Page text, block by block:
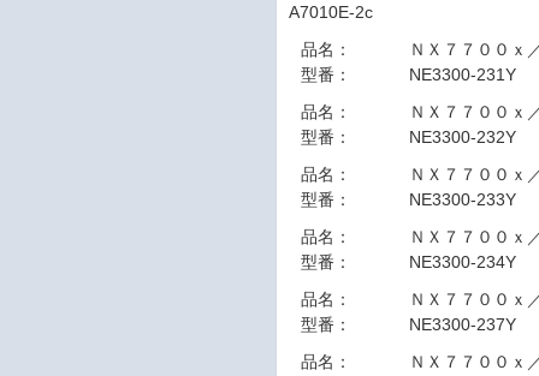
A7010E-2c
品名：
ＮＸ７７００ｘ
型番：
NE3300-231Y
品名：
ＮＸ７７００ｘ
型番：
NE3300-232Y
品名：
ＮＸ７７００
型番：
NE3300-233Y
品名：
ＮＸ７７００
型番：
NE3300-234Y
品名：
ＮＸ７７００
型番：
NE3300-237Y
品名：
ＮＸ７７００